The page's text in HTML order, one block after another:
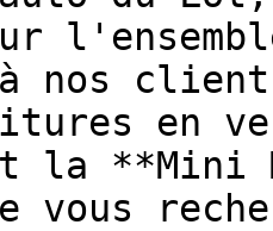
nos
en
la **Mini
vous